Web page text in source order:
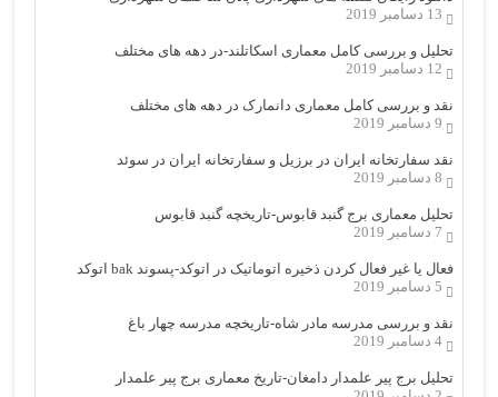
13 دسامبر 2019
تحلیل و بررسی کامل معماری اسکاتلند-در دهه های مختلف
12 دسامبر 2019
نقد و بررسی کامل معماری دانمارک در دهه های مختلف
9 دسامبر 2019
نقد سفارتخانه ایران در برزیل و سفارتخانه ایران در سوئد
8 دسامبر 2019
تحلیل معماری برج گنبد قابوس-تاریخچه گنبد قابوس
7 دسامبر 2019
فعال یا غیر فعال کردن ذخیره اتوماتیک در اتوکد-پسوند bak اتوکد
5 دسامبر 2019
نقد و بررسی مدرسه مادر شاه-تاریخچه مدرسه چهار باغ
4 دسامبر 2019
تحلیل برج پیر علمدار دامغان-تاریخ معماری برج پیر علمدار